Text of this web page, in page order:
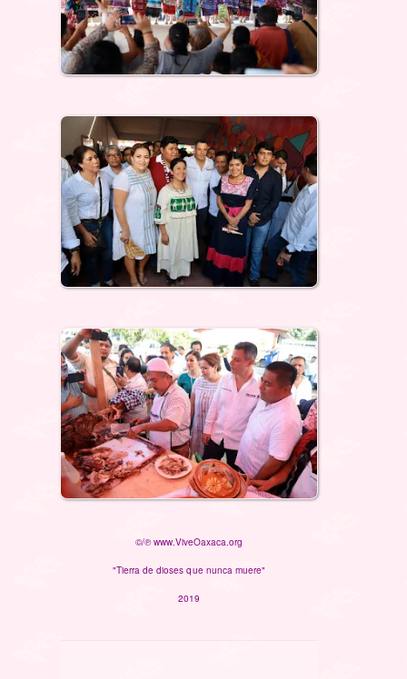
©/℗ www.ViveOaxaca.org
"Tierra de dioses que nunca muere"
2019